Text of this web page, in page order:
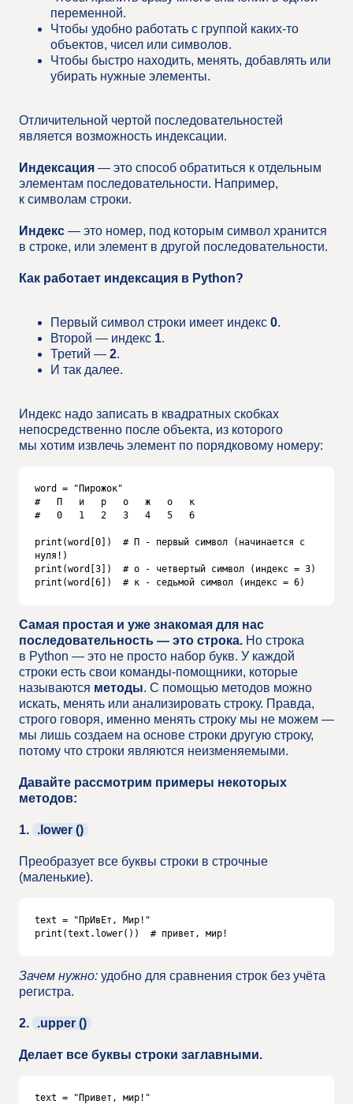
переменной.
Чтобы удобно работать с группой каких-то
объектов, чисел или символов.
Чтобы быстро находить, менять, добавлять или
убирать нужные элементы.
Отличительной чертой последовательностей
является возможность индексации.
Индексация — это способ обратиться к отдельным
элементам последовательности. Например,
к символам строки.
Индекс — это номер, под которым символ хранится
в строке, или элемент в другой последовательности.
Как работает индексация в Python?
Первый символ строки имеет индекс 0.
Второй — индекс 1.
Третий — 2.
И так далее.
Индекс надо записать в квадратных скобках
непосредственно после объекта, из которого
мы хотим извлечь элемент по порядковому номеру:
word = "Пирожок"
#   П   и   р   о   ж   о   к
#   0   1   2   3   4   5   6
print(word[0])  # П - первый символ (начинается с
нуля!)
print(word[3])  # о - четвертый символ (индекс = 3)
print(word[6])  # к - седьмой символ (индекс = 6)
Самая простая и уже знакомая для нас
последовательность — это строка. Но строка
в Python — это не просто набор букв. У каждой
строки есть свои команды-помощники, которые
называются методы. С помощью методов можно
искать, менять или анализировать строку. Правда,
строго говоря, именно менять строку мы не можем —
мы лишь создаем на основе строки другую строку,
потому что строки являются неизменяемыми.
Давайте рассмотрим примеры некоторых
методов:
1. .lower ()
Преобразует все буквы строки в строчные
(маленькие).
text = "ПрИвЕт, Мир!"
print(text.lower())  # привет, мир!
Зачем нужно: удобно для сравнения строк без учёта
регистра.
2. .upper ()
Делает все буквы строки заглавными.
text = "Привет, мир!"